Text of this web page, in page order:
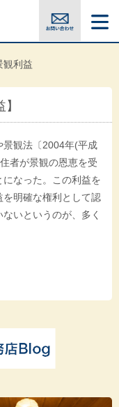
利益
景観法〔2004年(平成
者が景観の恩恵を受
なった。この利益を
を明確な権利として認
いというのが、多く